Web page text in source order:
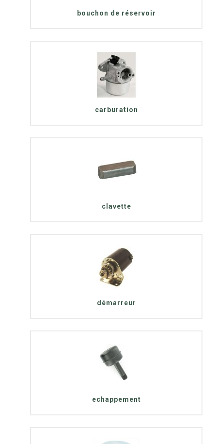
bouchon de réservoir
carburation
clavette
démarreur
echappement